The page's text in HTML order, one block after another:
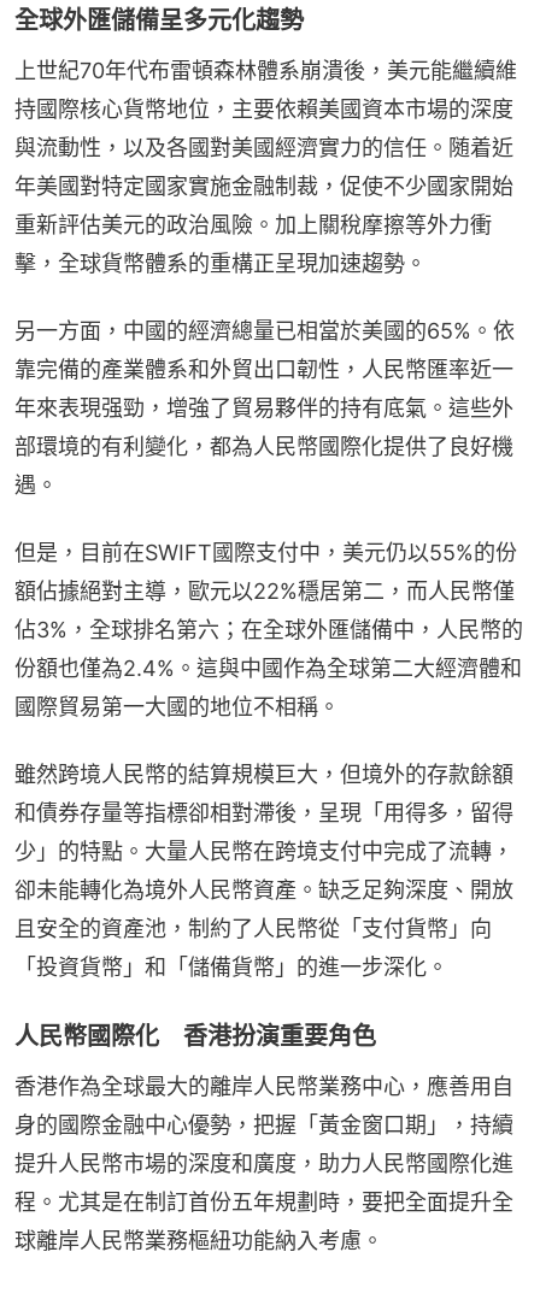
全球外匯儲備呈多元化趨勢
上世紀70年代布雷頓森林體系崩潰後，美元能繼續維
持國際核心貨幣地位，主要依賴美國資本市場的深度
與流動性，以及各國對美國經濟實力的信任。随着近
年美國對特定國家實施金融制裁，促使不少國家開始
重新評估美元的政治風險。加上關稅摩擦等外力衝
擊，全球貨幣體系的重構正呈現加速趨勢。
另一方面，中國的經濟總量已相當於美國的65%。依
靠完備的產業體系和外貿出口韌性，人民幣匯率近一
年來表現强勁，增強了貿易夥伴的持有底氣。這些外
部環境的有利變化，都為人民幣國際化提供了良好機
遇。
但是，目前在SWIFT國際支付中，美元仍以55%的份
額佔據絕對主導，歐元以22%穩居第二，而人民幣僅
佔3%，全球排名第六；在全球外匯儲備中，人民幣的
份額也僅為2.4%。這與中國作為全球第二大經濟體和
國際貿易第一大國的地位不相稱。
雖然跨境人民幣的結算規模巨大，但境外的存款餘額
和債券存量等指標卻相對滯後，呈現「用得多，留得
少」的特點。大量人民幣在跨境支付中完成了流轉，
卻未能轉化為境外人民幣資產。缺乏足夠深度、開放
且安全的資產池，制約了人民幣從「支付貨幣」向
「投資貨幣」和「儲備貨幣」的進一步深化。
人民幣國際化 香港扮演重要角色
香港作為全球最大的離岸人民幣業務中心，應善用自
身的國際金融中心優勢，把握「黃金窗口期」，持續
提升人民幣市場的深度和廣度，助力人民幣國際化進
程。尤其是在制訂首份五年規劃時，要把全面提升全
球離岸人民幣業務樞紐功能納入考慮。